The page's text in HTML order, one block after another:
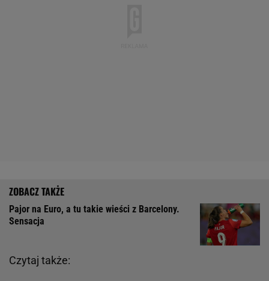
Czytaj także:
Pajor na Euro, a tu takie wieści z Barcelony.
Sensacja